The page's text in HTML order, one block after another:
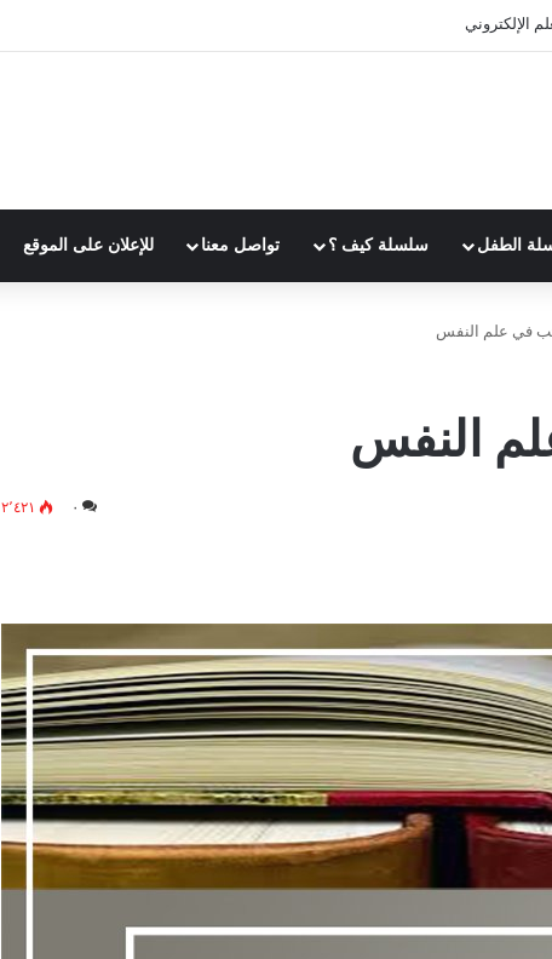
الإلكتروني
الطفل سلسلة كيف ؟ تواصل معنا للإعلان على الموقع
٠ ٢٬٤٢١